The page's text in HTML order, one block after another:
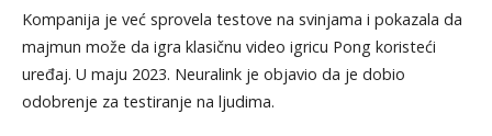
Kompanija je već sprovela testove na svinjama i pokazala da
majmun može da igra klasičnu video igricu Pong koristeći
uređaj. U maju 2023. Neuralink je objavio da je dobio
odobrenje za testiranje na ljudima.